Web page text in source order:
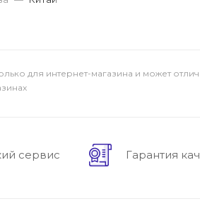
для интернет-магазина и может
сервис Гарантия